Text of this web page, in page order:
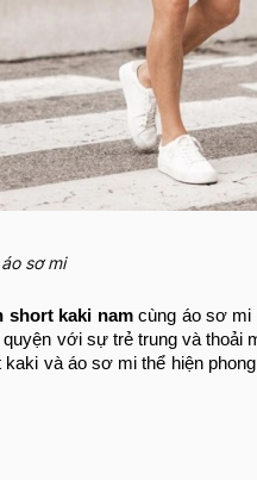
sơ mi
short kaki namcùng áo sơ mi
với sự trẻ trung và thoải
và áo sơ mi thể hiện